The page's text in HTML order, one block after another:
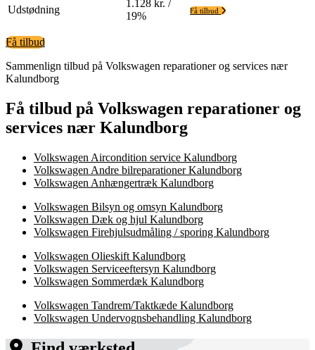
Udstødning
1.128 kr. /
19%
Få tilbud
Få tilbud
Sammenlign tilbud på Volkswagen reparationer og services nær
Kalundborg
Få tilbud på Volkswagen reparationer og
services nær Kalundborg
Volkswagen Aircondition service Kalundborg
Volkswagen Andre bilreparationer Kalundborg
Volkswagen Anhængertræk Kalundborg
Volkswagen Bilsyn og omsyn Kalundborg
Volkswagen Dæk og hjul Kalundborg
Volkswagen Firehjulsudmåling / sporing Kalundborg
Volkswagen Olieskift Kalundborg
Volkswagen Serviceeftersyn Kalundborg
Volkswagen Sommerdæk Kalundborg
Volkswagen Tandrem/Taktkæde Kalundborg
Volkswagen Undervognsbehandling Kalundborg